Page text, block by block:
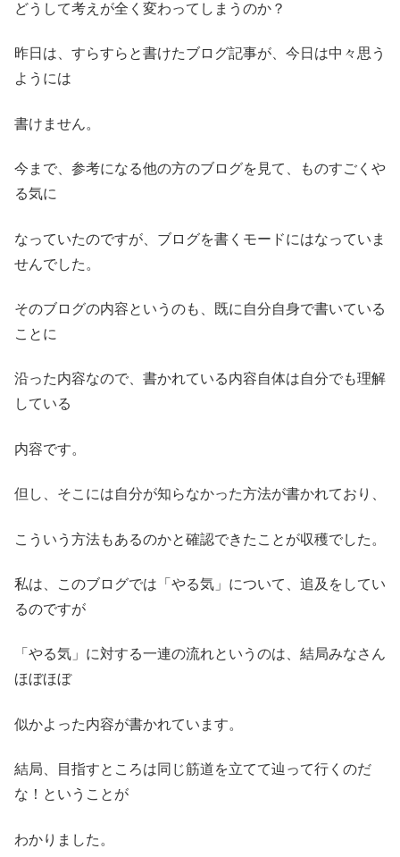
どうして考えが全く変わってしまうのか？
昨日は、すらすらと書けたブログ記事が、今日は中々思う
ようには
書けません。
今まで、参考になる他の方のブログを見て、ものすごくや
る気に
なっていたのですが、ブログを書くモードにはなっていま
せんでした。
そのブログの内容というのも、既に自分自身で書いている
ことに
沿った内容なので、書かれている内容自体は自分でも理解
している
内容です。
但し、そこには自分が知らなかった方法が書かれており、
こういう方法もあるのかと確認できたことが収穫でした。
私は、このブログでは「やる気」について、追及をしてい
るのですが
「やる気」に対する一連の流れというのは、結局みなさん
ほぼほぼ
似かよった内容が書かれています。
結局、目指すところは同じ筋道を立てて辿って行くのだ
な！ということが
わかりました。